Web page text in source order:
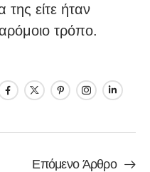
της είτε ήταν
τρόπο.
Επόμενο Άρθρο